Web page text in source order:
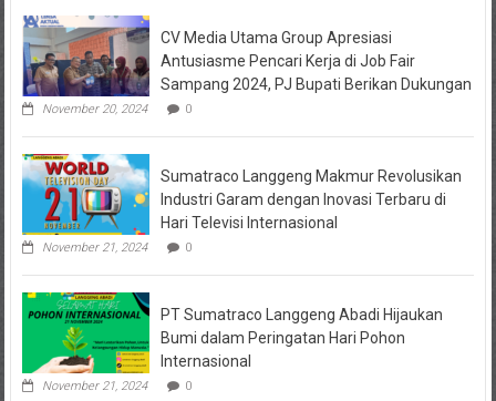
KPRI
Sejahtera
Diselidiki
Kejari
Pihak
Dipanggil
CV Media Utama Group Apresiasi
Antusiasme Pencari Kerja di Job Fair
Sampang 2024, PJ Bupati Berikan Dukungan
November 20, 2024 0
Sumatraco Langgeng Makmur Revolusikan
Industri Garam dengan Inovasi Terbaru di
Hari Televisi Internasional
November 21, 2024 0
PT Sumatraco Langgeng Abadi Hijaukan
Bumi dalam Peringatan Hari Pohon
Internasional
November 21, 2024 0